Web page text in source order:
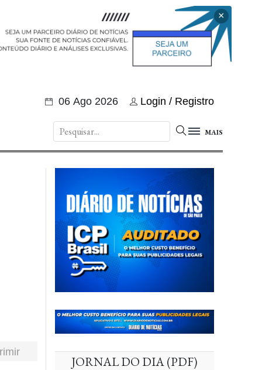
×
06 Ago 2026 Login / Registro
MAIS
JORNAL DO DIA (PDF)